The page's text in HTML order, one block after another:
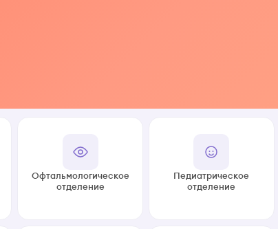
Офтальмологическое
отделение
Педиатрическое
отделение